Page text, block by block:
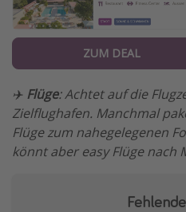
ZUM DEAL
✈️ Flüge: Achtet auf die
Zielflughafen. Manchmal
Flüge zum nahegelegenen
könnt aber easy Flüge nach